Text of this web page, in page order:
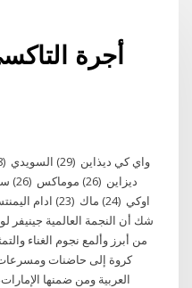
أجرة
شك أن النجمة العالمية جينيفر
من أبرز وألمع نجوم الغناء
كروة إلى حاضنات
العربية ومن ضمنها